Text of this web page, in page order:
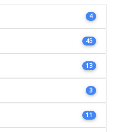
4
45
13
3
11